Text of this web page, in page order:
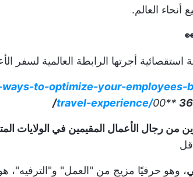
أنحاء العالم.
أجرتها الرابطة العالمية لسفر
to-optimize-your-employees-
travel-experience/00**
من رجال الأعمال المقيمين في الولايات
، وهو حرفيًا مزيج من "العمل" و"الترفيه"،